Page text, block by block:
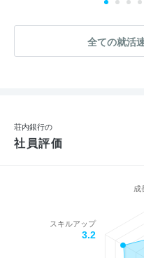
全ての就活
荘内銀行の
社員評価
成
スキルアップ
3.2